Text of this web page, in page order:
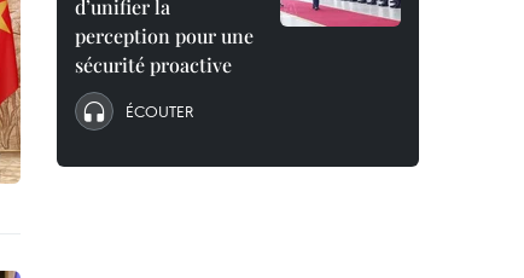
d’unifier la
perception pour une
sécurité proactive
ÉCOUTER